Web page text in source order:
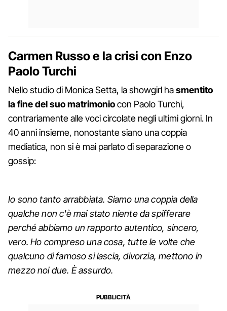
Carmen Russo e la crisi con Enzo
Paolo Turchi
Nello studio di Monica Setta, la showgirl hasmentito
la fine del suo matrimoniocon Paolo Turchi,
contrariamente alle voci circolate negli ultimi giorni. In
40 anni insieme, nonostante siano una coppia
mediatica, non si è mai parlato di separazione o
gossip:
Io sono tanto arrabbiata. Siamo una coppia della
qualche non c'è mai stato niente da spifferare
perché abbiamo un rapporto autentico, sincero,
vero. Ho compreso una cosa, tutte le volte che
qualcuno di famoso si lascia, divorzia, mettono in
mezzo noi due. È assurdo.